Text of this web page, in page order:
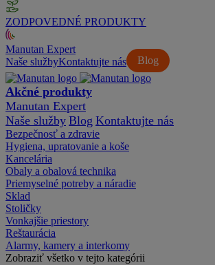
ZODPOVEDNÉ PRODUKTY
Manutan Expert
Naše služby
Blog
Kontaktujte nás
Akčné produkty
Manutan Expert
Naše služby Blog Kontaktujte nás
Bezpečnosť a zdravie
Hygiena, upratovanie a koše
Kancelária
Obaly a obalová technika
Priemyselné potreby a náradie
Sklad
Stoličky
Vonkajšie priestory
Reštaurácia
Alarmy, kamery a interkomy
Zobraziť všetko v tejto kategórii